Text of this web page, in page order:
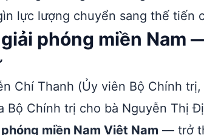
lực lượng chuyển sang thế tiến
phóng miền Nam
Chí Thanh (Ủy viên Bộ Chính
Bộ Chính trị cho bà Nguyễn Thị
miền Nam Việt Nam — trở